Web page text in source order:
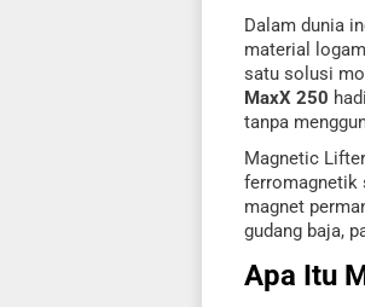
Dalam dunia
material
satu solusi
MaxX 250
tanpa
Magnetic
ferromagnetik
magnet
gudang baja,
Apa Itu